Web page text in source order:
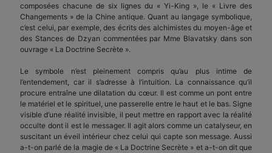
composées chacune de six lignes du « Yi-King », le « Livre des
Changements » de la Chine antique. Quant au langage symbolique,
c’est celui, par exemple, des écrits des alchimistes du moyen-âge et
des Stances de Dzyan commentées par Mme Blavatsky dans son
ouvrage « La Doctrine Secrète ».
Le symbole n’est pleinement compris qu’au plus intime de
l’entendement, car il s’adresse à l’intuition. La connaissance qu’il
procure entraîne une dilatation du cœur. Il est comme un pont entre
le matériel et le spirituel, une passerelle entre le haut et le bas. Signe
visible d’une réalité invisible, il peut mettre en rapport avec la réalité
occulte dont il est le messager. Il agit alors comme un catalyseur, en
suscitant un éveil intérieur chez celui qui capte son message. Aussi
a-t-on parlé de la magie de « La Doctrine Secrète » et a-t-on dit que